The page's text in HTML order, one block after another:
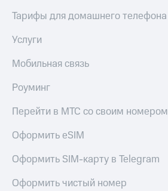
Еврооблигации-2023
именных
Регистратор
Контакты
деловая этика
Тарифы для домашнего телефона
Услуги
Мобильная связь
Роуминг
Перейти в МТС со своим номером
Оформить eSIM
Оформить SIM-карту в Telegram
Оформить чистый номер